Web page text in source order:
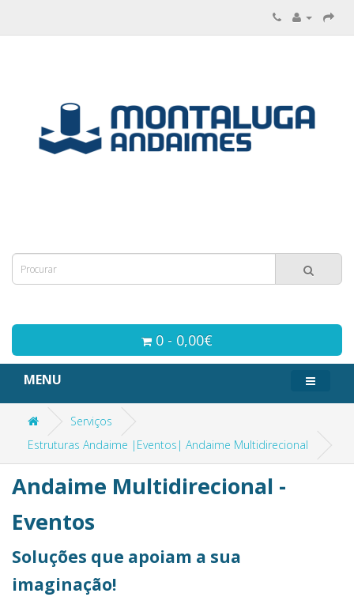
0 - 0,00€
MENU
Serviços
Estruturas Andaime |Eventos| Andaime Multidirecional
Andaime Multidirecional -
Eventos
Soluções que apoiam a sua
imaginação!